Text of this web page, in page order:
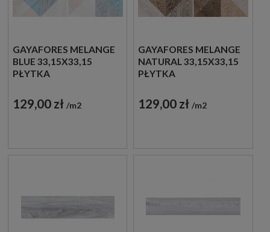
GAYAFORES MELANGE
BLUE 33,15X33,15
PŁYTKA
129,00 zł m2
GAYAFORES MELANGE
NATURAL 33,15X33,15
PŁYTKA
129,00 zł m2